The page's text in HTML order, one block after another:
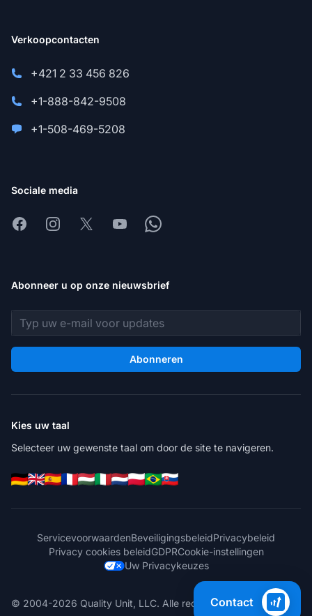
Verkoopcontacten
+421 2 33 456 826
+1-888-842-9508
+1-508-469-5208
Sociale media
FacebookInstagram
X YoutubeWhatsapp
Abonneer u op onze nieuwsbrief
E-mailadres
Abonneren
Kies uw taal
Selecteer uw gewenste taal om door de site te navigeren.
ServicevoorwaardenBeveiligingsbeleidPrivacybeleid
Privacy cookies beleidGDPRCookie-instellingen
Uw Privacykeuzes
© 2004-2026 Quality Unit, LLC. Alle rechten voorbehouden.
Contact